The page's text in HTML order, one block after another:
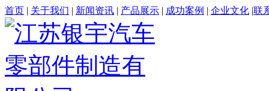
首页 | 关于我们 | 新闻资讯 | 产品展示 | 成功案例 | 企业文化 |联